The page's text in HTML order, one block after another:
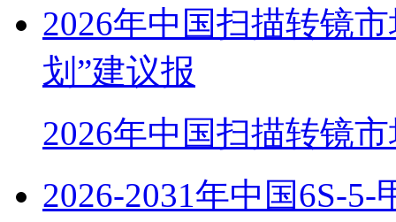
2026年中国扫描转镜
划”建议报
2026年中国扫描转镜
2026-2031年中国6S-